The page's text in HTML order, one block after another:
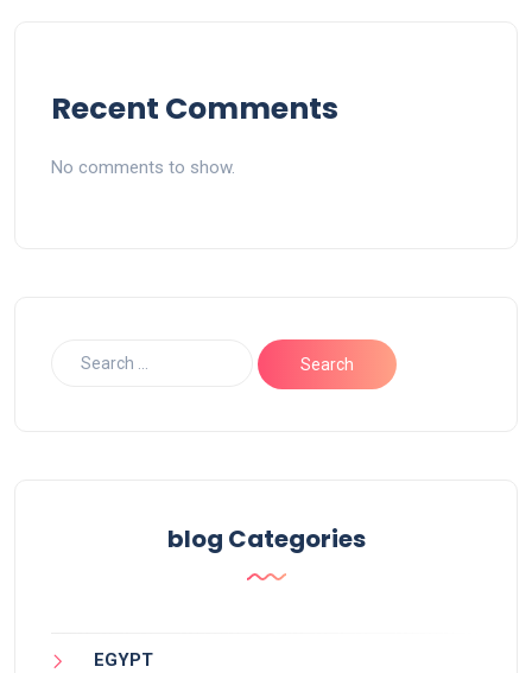
Recent Comments
No comments to show.
blog Categories
EGYPT